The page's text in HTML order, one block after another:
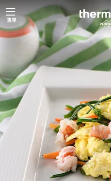
跳
至
主
選單